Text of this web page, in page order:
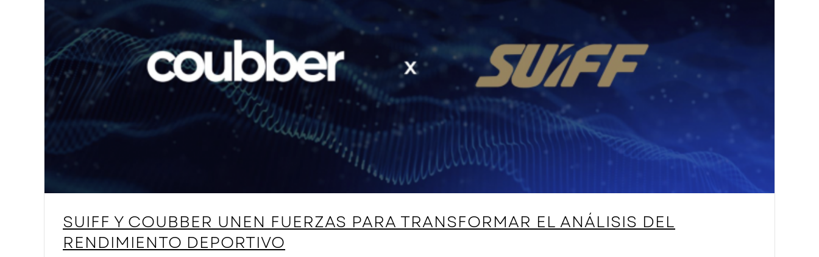
SUIFF Y COUBBER UNEN FUERZAS PARA TRANSFORMAR EL ANÁLISIS DEL
RENDIMIENTO DEPORTIVO